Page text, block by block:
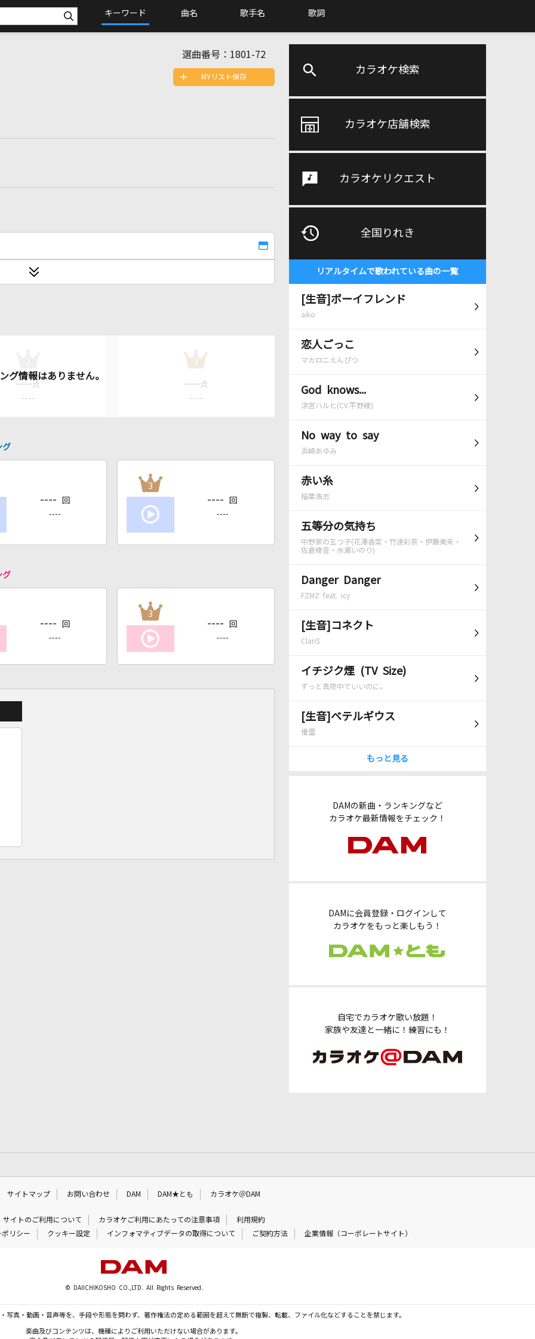
キーワード 曲名 歌手名 歌詞
カラオケ検索
カラオケ店舗検索
カラオケリクエスト
全国りれき
リアルタイムで歌われている曲の一覧
[生音]ボーイフレンド
aiko
恋人ごっこ
マカロニえんぴつ
God knows...
涼宮ハルヒ(CV.平野綾)
No way to say
浜崎あゆみ
赤い糸
稲葉浩志
五等分の気持ち
中野家の五つ子(花澤香菜・竹達彩奈・伊藤美来・
佐倉綾音・水瀬いのり)
Danger Danger
FZMZ feat. icy
[生音]コネクト
ClariS
イチジク煙 (TV Size)
ずっと真夜中でいいのに。
[生音]ベテルギウス
優里
もっと見る
DAMの新曲・ランキングなど
カラオケ最新情報をチェック！
DAMに会員登録・ログインして
カラオケをもっと楽しもう！
自宅でカラオケ歌い放題！
家族や友達と一緒に！練習にも！
選曲番号： 1801-72
MYリスト保存
---- 点
----
3
---- 点
----
グ
---- 回
----
3
---- 回
----
グ
---- 回
----
3
---- 回
----
サイトマップ お問い合わせ DAM DAM★とも カラオケ＠DAM
サイトのご利用について カラオケご利用にあたっての注意事項
利用規約
リシー
クッキー設定 インフォマティブデータの取得について ご契約方法 企業情報（コーポレートサイト）
© DAIICHIKOSHO CO.,LTD. All Rights Reserved.
写真・動画・音声等を、手段や形態を問わず、著作権法の定める範囲を超えて無断で複製、転載、ファイル化などすることを禁じます。
楽曲及びコンテンツは、機種によりご利用いただけない場合があります。